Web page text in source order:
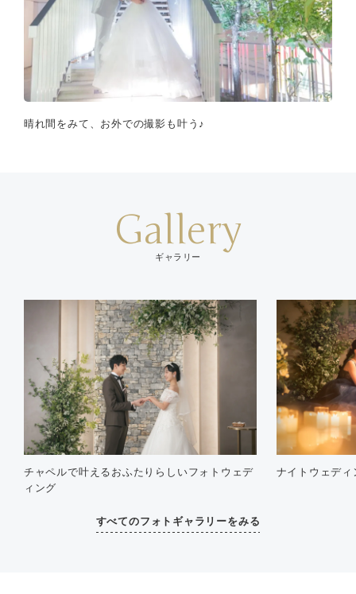
晴れ間をみて、お外での撮影も叶う♪
Gallery
ギャラリー
チャペルで叶えるおふたりらしいフォトウェデ
ィング
ナイトウェデ
すべてのフォトギャラリーをみる